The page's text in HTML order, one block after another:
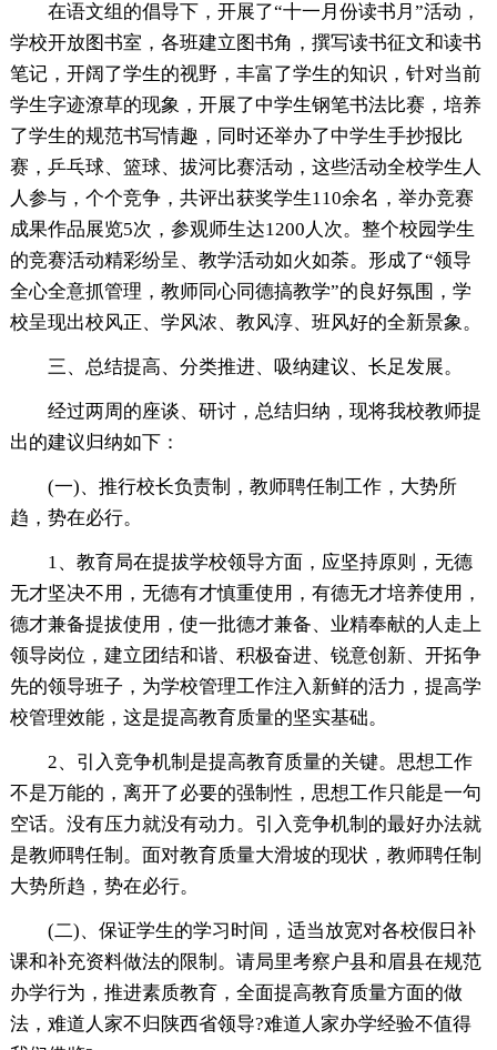
在语文组的倡导下，开展了“十一月份读书月”活动，
学校开放图书室，各班建立图书角，撰写读书征文和读书
笔记，开阔了学生的视野，丰富了学生的知识，针对当前
学生字迹潦草的现象，开展了中学生钢笔书法比赛，培养
了学生的规范书写情趣，同时还举办了中学生手抄报比
赛，乒乓球、篮球、拔河比赛活动，这些活动全校学生人
人参与，个个竞争，共评出获奖学生110余名，举办竞赛
成果作品展览5次，参观师生达1200人次。整个校园学生
的竞赛活动精彩纷呈、教学活动如火如荼。形成了“领导
全心全意抓管理，教师同心同德搞教学”的良好氛围，学
校呈现出校风正、学风浓、教风淳、班风好的全新景象。
三、总结提高、分类推进、吸纳建议、长足发展。
经过两周的座谈、研讨，总结归纳，现将我校教师提
出的建议归纳如下：
(一)、推行校长负责制，教师聘任制工作，大势所
趋，势在必行。
1、教育局在提拔学校领导方面，应坚持原则，无德
无才坚决不用，无德有才慎重使用，有德无才培养使用，
德才兼备提拔使用，使一批德才兼备、业精奉献的人走上
领导岗位，建立团结和谐、积极奋进、锐意创新、开拓争
先的领导班子，为学校管理工作注入新鲜的活力，提高学
校管理效能，这是提高教育质量的坚实基础。
2、引入竞争机制是提高教育质量的关键。思想工作
不是万能的，离开了必要的强制性，思想工作只能是一句
空话。没有压力就没有动力。引入竞争机制的最好办法就
是教师聘任制。面对教育质量大滑坡的现状，教师聘任制
大势所趋，势在必行。
(二)、保证学生的学习时间，适当放宽对各校假日补
课和补充资料做法的限制。请局里考察户县和眉县在规范
办学行为，推进素质教育，全面提高教育质量方面的做
法，难道人家不归陕西省领导?难道人家办学经验不值得